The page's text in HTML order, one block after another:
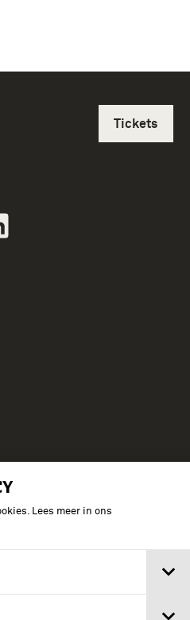
Lees meer in ons
Tickets
Defensiemusea,